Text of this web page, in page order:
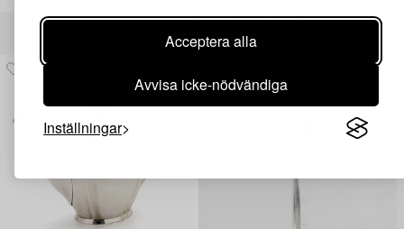
Acceptera alla
Avvisa icke-nödvändiga
Inställningar
Andra har även tittat på